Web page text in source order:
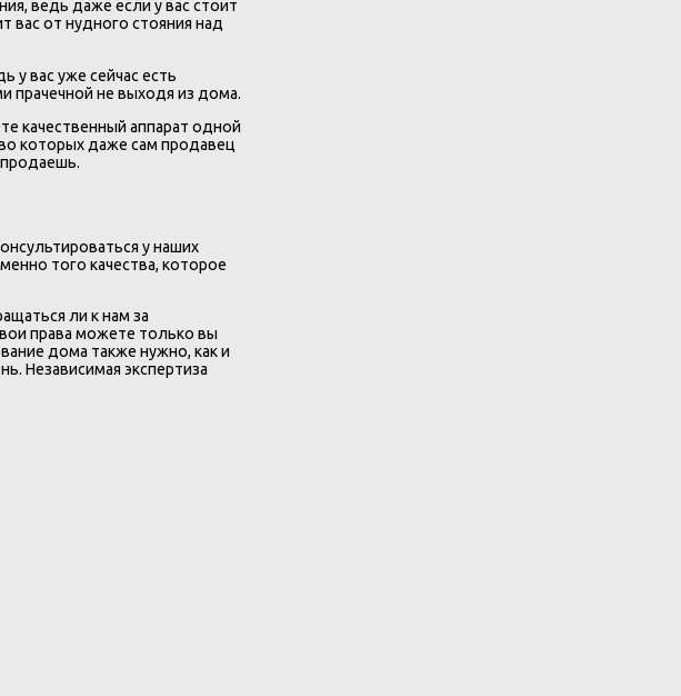
ведь даже если у вас стоит
вас от нудного стояния над
у вас уже сейчас есть
прачечной не выходя из дома.
качественный аппарат одной
которых даже сам продавец
у наших
того качества, которое
ли к нам за
права можете только вы
дома также нужно, как и
Независимая экспертиза